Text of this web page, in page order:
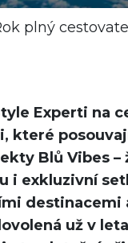
plný
Experti na
které
Blů Vibes –
i exkluzivní
destinacemi
už v